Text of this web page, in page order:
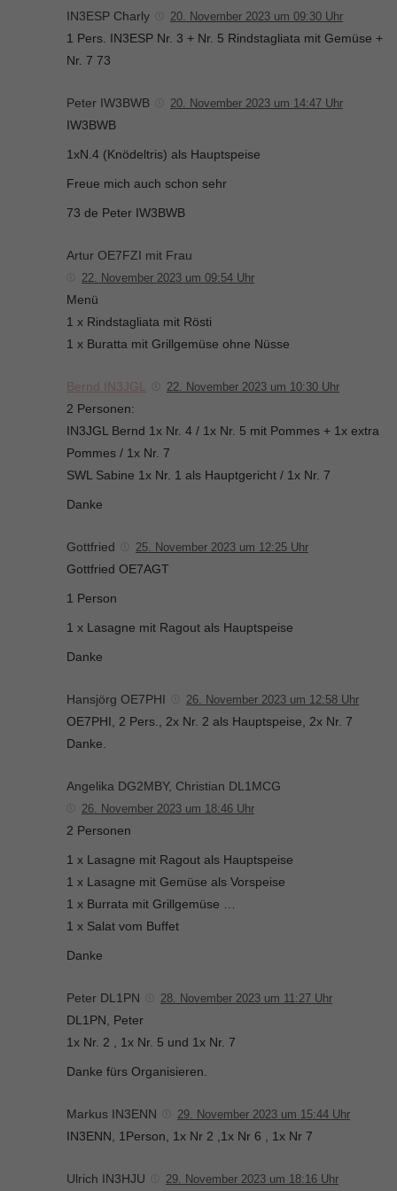
IN3ESP Charly 20. November 2023 um 09:30 Uhr
1 Pers. IN3ESP Nr. 3 + Nr. 5 Rindstagliata mit Gemüse +
Nr. 7 73
Peter IW3BWB 20. November 2023 um 14:47 Uhr
IW3BWB
1xN.4 (Knödeltris) als Hauptspeise
Freue mich auch schon sehr
73 de Peter IW3BWB
Artur OE7FZI mit Frau
22. November 2023 um 09:54 Uhr
Menü
1 x Rindstagliata mit Rösti
1 x Buratta mit Grillgemüse ohne Nüsse
Bernd IN3JGL 22. November 2023 um 10:30 Uhr
2 Personen:
IN3JGL Bernd 1x Nr. 4 / 1x Nr. 5 mit Pommes + 1x extra
Pommes / 1x Nr. 7
SWL Sabine 1x Nr. 1 als Hauptgericht / 1x Nr. 7
Danke
Gottfried 25. November 2023 um 12:25 Uhr
Gottfried OE7AGT
1 Person
1 x Lasagne mit Ragout als Hauptspeise
Danke
Hansjörg OE7PHI 26. November 2023 um 12:58 Uhr
OE7PHI, 2 Pers., 2x Nr. 2 als Hauptspeise, 2x Nr. 7
Danke.
Angelika DG2MBY, Christian DL1MCG
26. November 2023 um 18:46 Uhr
2 Personen
1 x Lasagne mit Ragout als Hauptspeise
1 x Lasagne mit Gemüse als Vorspeise
1 x Burrata mit Grillgemüse …
1 x Salat vom Buffet
Danke
Peter DL1PN 28. November 2023 um 11:27 Uhr
DL1PN, Peter
1x Nr. 2 , 1x Nr. 5 und 1x Nr. 7
Danke fürs Organisieren.
Markus IN3ENN 29. November 2023 um 15:44 Uhr
IN3ENN, 1Person, 1x Nr 2 ,1x Nr 6 , 1x Nr 7
Ulrich IN3HJU 29. November 2023 um 18:16 Uhr